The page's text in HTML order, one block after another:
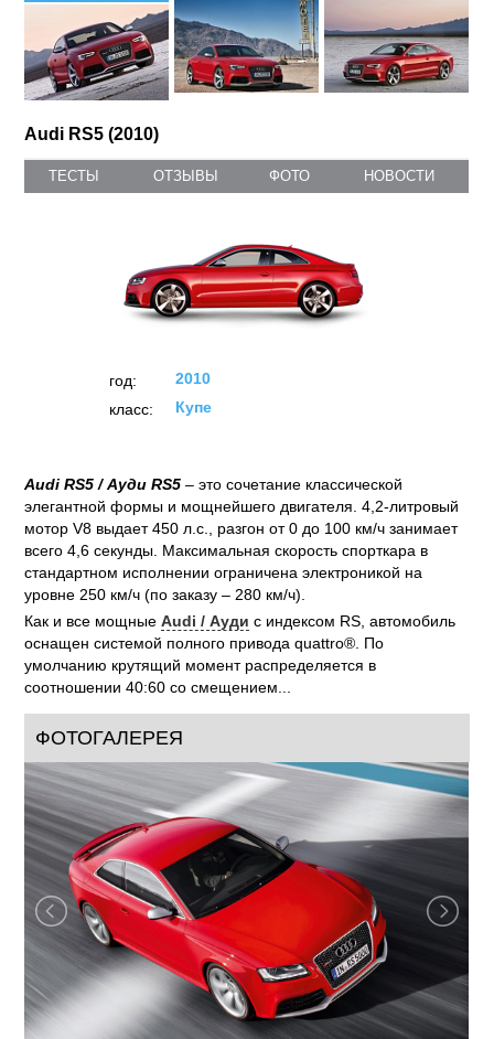
Audi RS5 (2010)
ТЕСТЫ ОТЗЫВЫ ФОТО НОВОСТИ
год:
2010
класс:
Купе
Audi RS5 / АудиRS5 – это сочетание классической
элегантной формы и мощнейшего двигателя. 4,2-литровый
мотор V8 выдает 450 л.с., разгон от 0 до 100 км/ч занимает
всего 4,6 секунды. Максимальная скорость спорткара в
стандартном исполнении ограничена электроникой на
уровне 250 км/ч (по заказу – 280 км/ч).
Как и все мощныеAudi / Ауди с индексом RS, автомобиль
оснащен системой полного привода quattro®. По
умолчанию крутящий момент распределяется в
соотношении 40:60 со смещением...
ФОТОГАЛЕРЕЯ